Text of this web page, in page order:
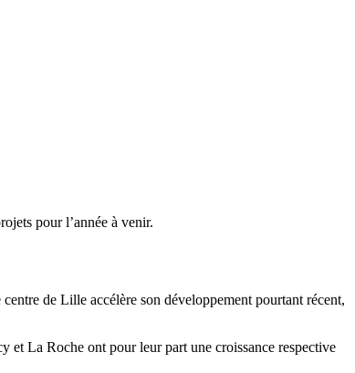
pour l’année à venir.
de Lille accélère son développement pourtant récent,
et La Roche ont pour leur part une croissance respective